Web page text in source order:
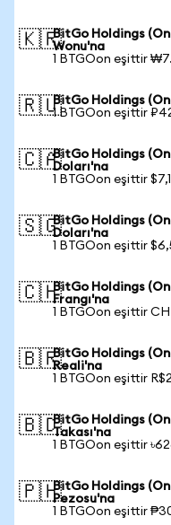
🇰🇷BitGo Holdings
Wonu'na
1 BTGOon eşittir
🇷🇺BitGo Holdings
1 BTGOon eşittir
🇨🇦BitGo Holdings
Doları'na
1 BTGOon eşittir
🇸🇬BitGo Holdings
Doları'na
1 BTGOon eşittir
🇨🇭BitGo Holdings
Frangı'na
1 BTGOon eşittir
🇧🇷BitGo Holdings
Reali'na
1 BTGOon eşittir
🇧🇩BitGo Holdings
Takası'na
1 BTGOon eşittir
🇵🇭BitGo Holdings
Pezosu'na
1 BTGOon eşittir